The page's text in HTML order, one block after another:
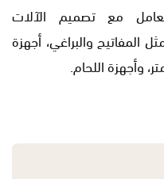
مع تصميم الآلات
المفاتيح والبراغي، أجهزة
وأجهزة اللحام.